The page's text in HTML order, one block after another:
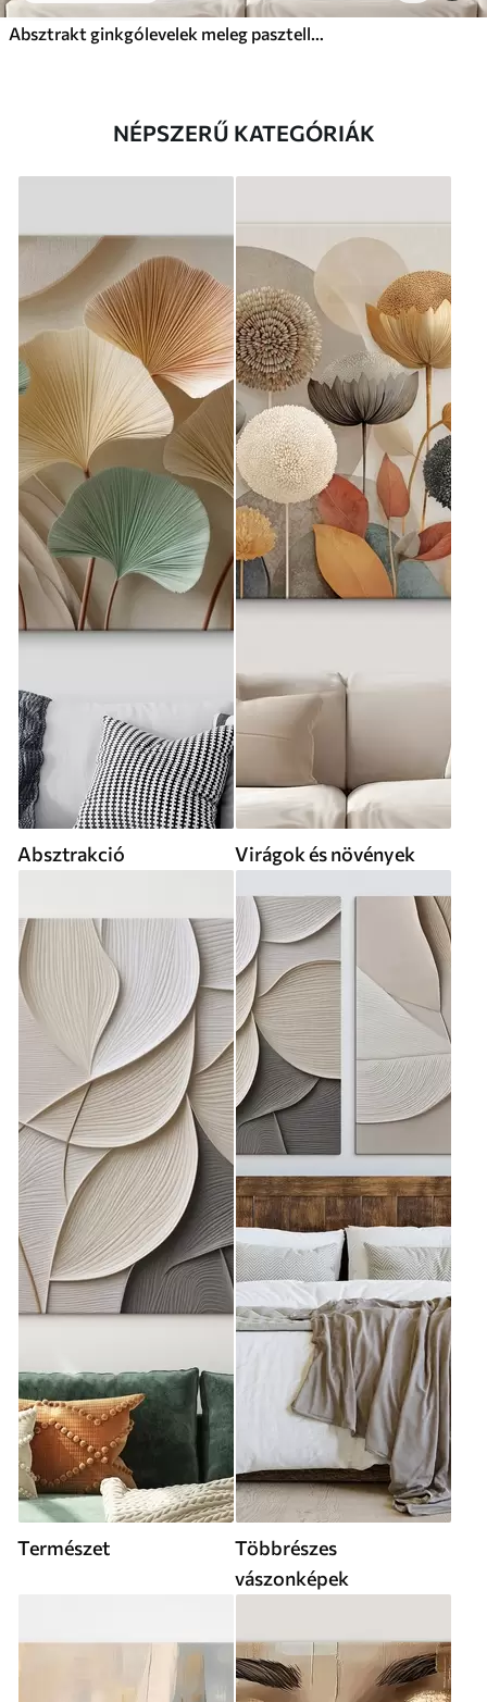
Absztrakt ginkgólevelek meleg pasztell színekben
NÉPSZERŰ KATEGÓRIÁK
Absztrakció Virágok és növények
Természet
Többrészes
vászonképek